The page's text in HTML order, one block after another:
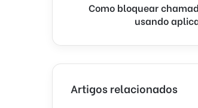
Como bloquear
usando
Artigos relacionados